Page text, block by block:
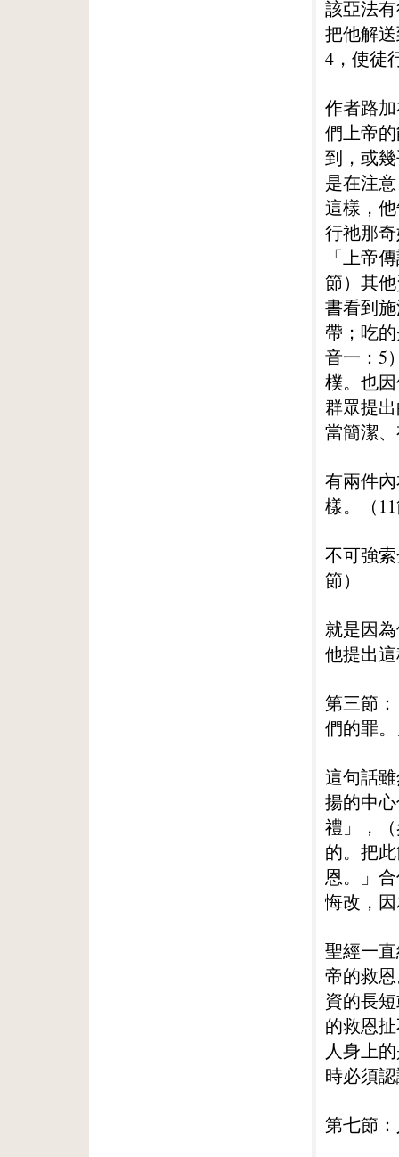
該亞法
把他解
4，使徒
作者路
們上帝
到，或
是在注
這樣，
行祂那
「上帝
節）其
書看到
帶；吃
音一：5
樸。也
群眾提
當簡潔
有兩件
樣。（
不可強
節）
就是因
他提出
第三節
們的罪
這句話
揚的中
禮」，
的。把
恩。」
悔改，
聖經一
帝的救
資的長
的救恩
人身上
時必須
第七節